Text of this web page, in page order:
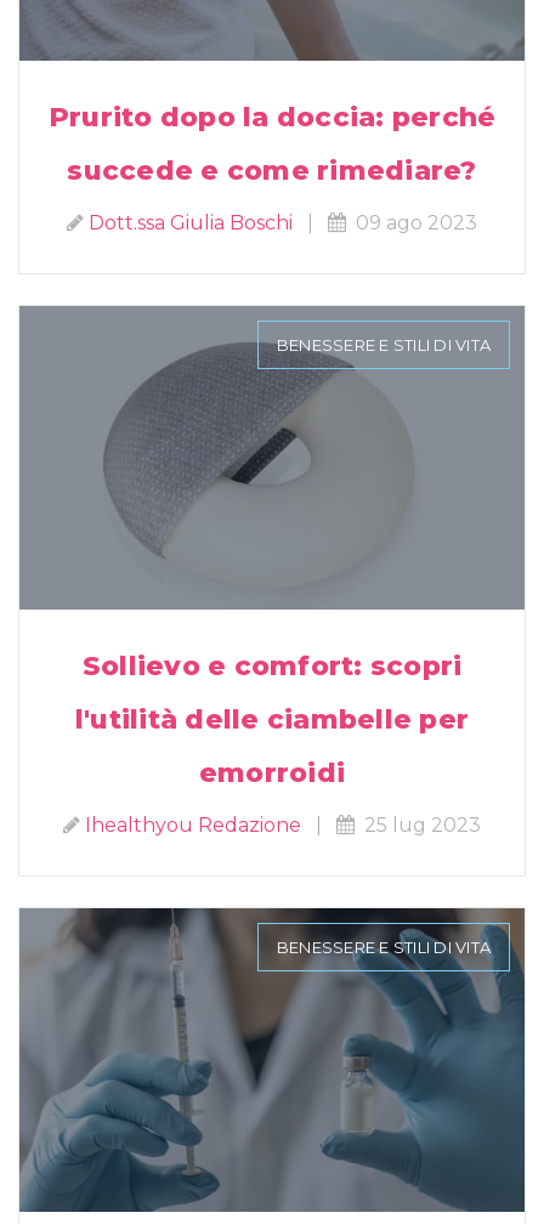
Prurito dopo la doccia: perché
succede e come rimediare?
Dott.ssa Giulia Boschi 09 ago 2023
BENESSERE E STILI DI VITA
Sollievo e comfort: scopri
l'utilità delle ciambelle per
emorroidi
Ihealthyou Redazione 25 lug 2023
BENESSERE E STILI DI VITA